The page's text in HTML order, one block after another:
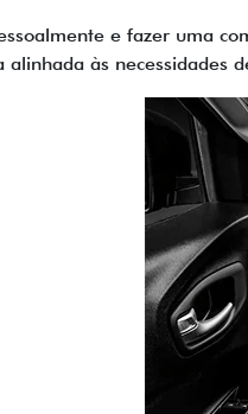
e fazer uma
alinhada às necessidades